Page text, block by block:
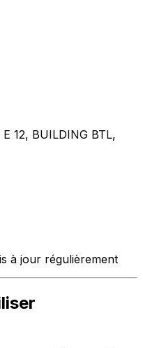
12, BUILDING BTL,
à jour régulièrement